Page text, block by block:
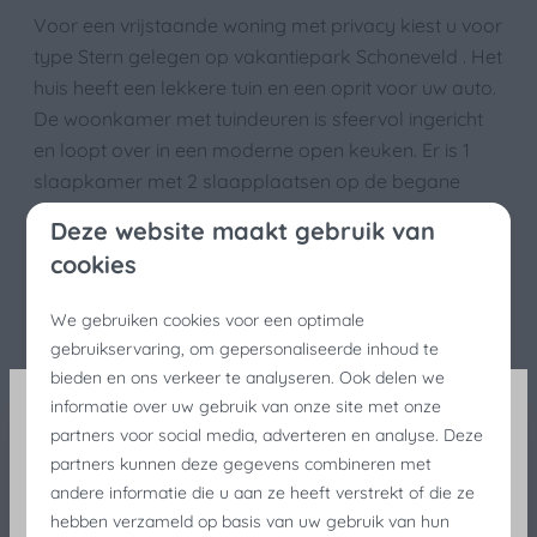
Aantal slaapkamers: 3
Eenpersoonsbed: 6
Kledingkast
Wassen en drogen
Droogrek
Stofzuiger
Entertainment
Flatscreen TV
Wifi
Keuken
Gasfornuis: 4-pits
Voor een vrijstaande woning met privacy kiest u voor
type Stern gelegen op vakantiepark Schoneveld . Het
huis heeft een lekkere tuin en een oprit voor uw auto.
De woonkamer met tuindeuren is sfeervol ingericht
en loopt over in een moderne open keuken. Er is 1
slaapkamer met 2 slaapplaatsen op de begane
grond. Op de eerste verdieping treft u nog twee
slaapkamers met ieder 2 slaapplaatsen. Verder is
hier tevens de ruime badkamer met extra toilet.
In de Stern 327 mag niet gerookt worden. Huisdieren
zijn in dit huis niet toegestaan.
Energielabel:
Visserijfeesten Korting
Nog lastminute op zoek naar een verblijf tijdens de
Deze website maakt gebruik van
cookies
We gebruiken cookies voor een optimale
gebruikservaring, om gepersonaliseerde inhoud te
bieden en ons verkeer te analyseren. Ook delen we
informatie over uw gebruik van onze site met onze
partners voor social media, adverteren en analyse. Deze
partners kunnen deze gegevens combineren met
andere informatie die u aan ze heeft verstrekt of die ze
hebben verzameld op basis van uw gebruik van hun